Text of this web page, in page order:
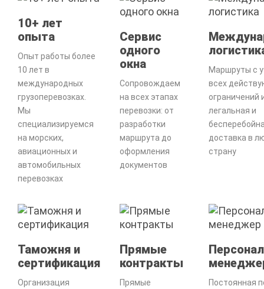
10+ лет
опыта
Опыт работы более
10 лет в
международных
грузоперевозках.
Мы
специализируемся
на морских,
авиационных и
автомобильных
перевозках
Сервис
одного
окна
Сопровождаем
на всех этапах
перевозки: от
разработки
маршрута до
оформления
документов
Маршруты с
всех
ограничений
легальная и
доставка в
страну
Таможня и
сертификация
Организация
Прямые
контракты
Прямые
Постоянная